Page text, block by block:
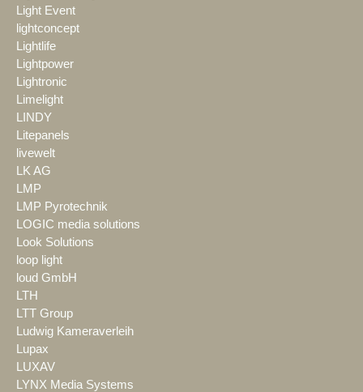
Light Event
lightconcept
Lightlife
Lightpower
Lightronic
Limelight
LINDY
Litepanels
livewelt
LK AG
LMP
LMP Pyrotechnik
LOGIC media solutions
Look Solutions
loop light
loud GmbH
LTH
LTT Group
Ludwig Kameraverleih
Lupax
LUXAV
LYNX Media Systems